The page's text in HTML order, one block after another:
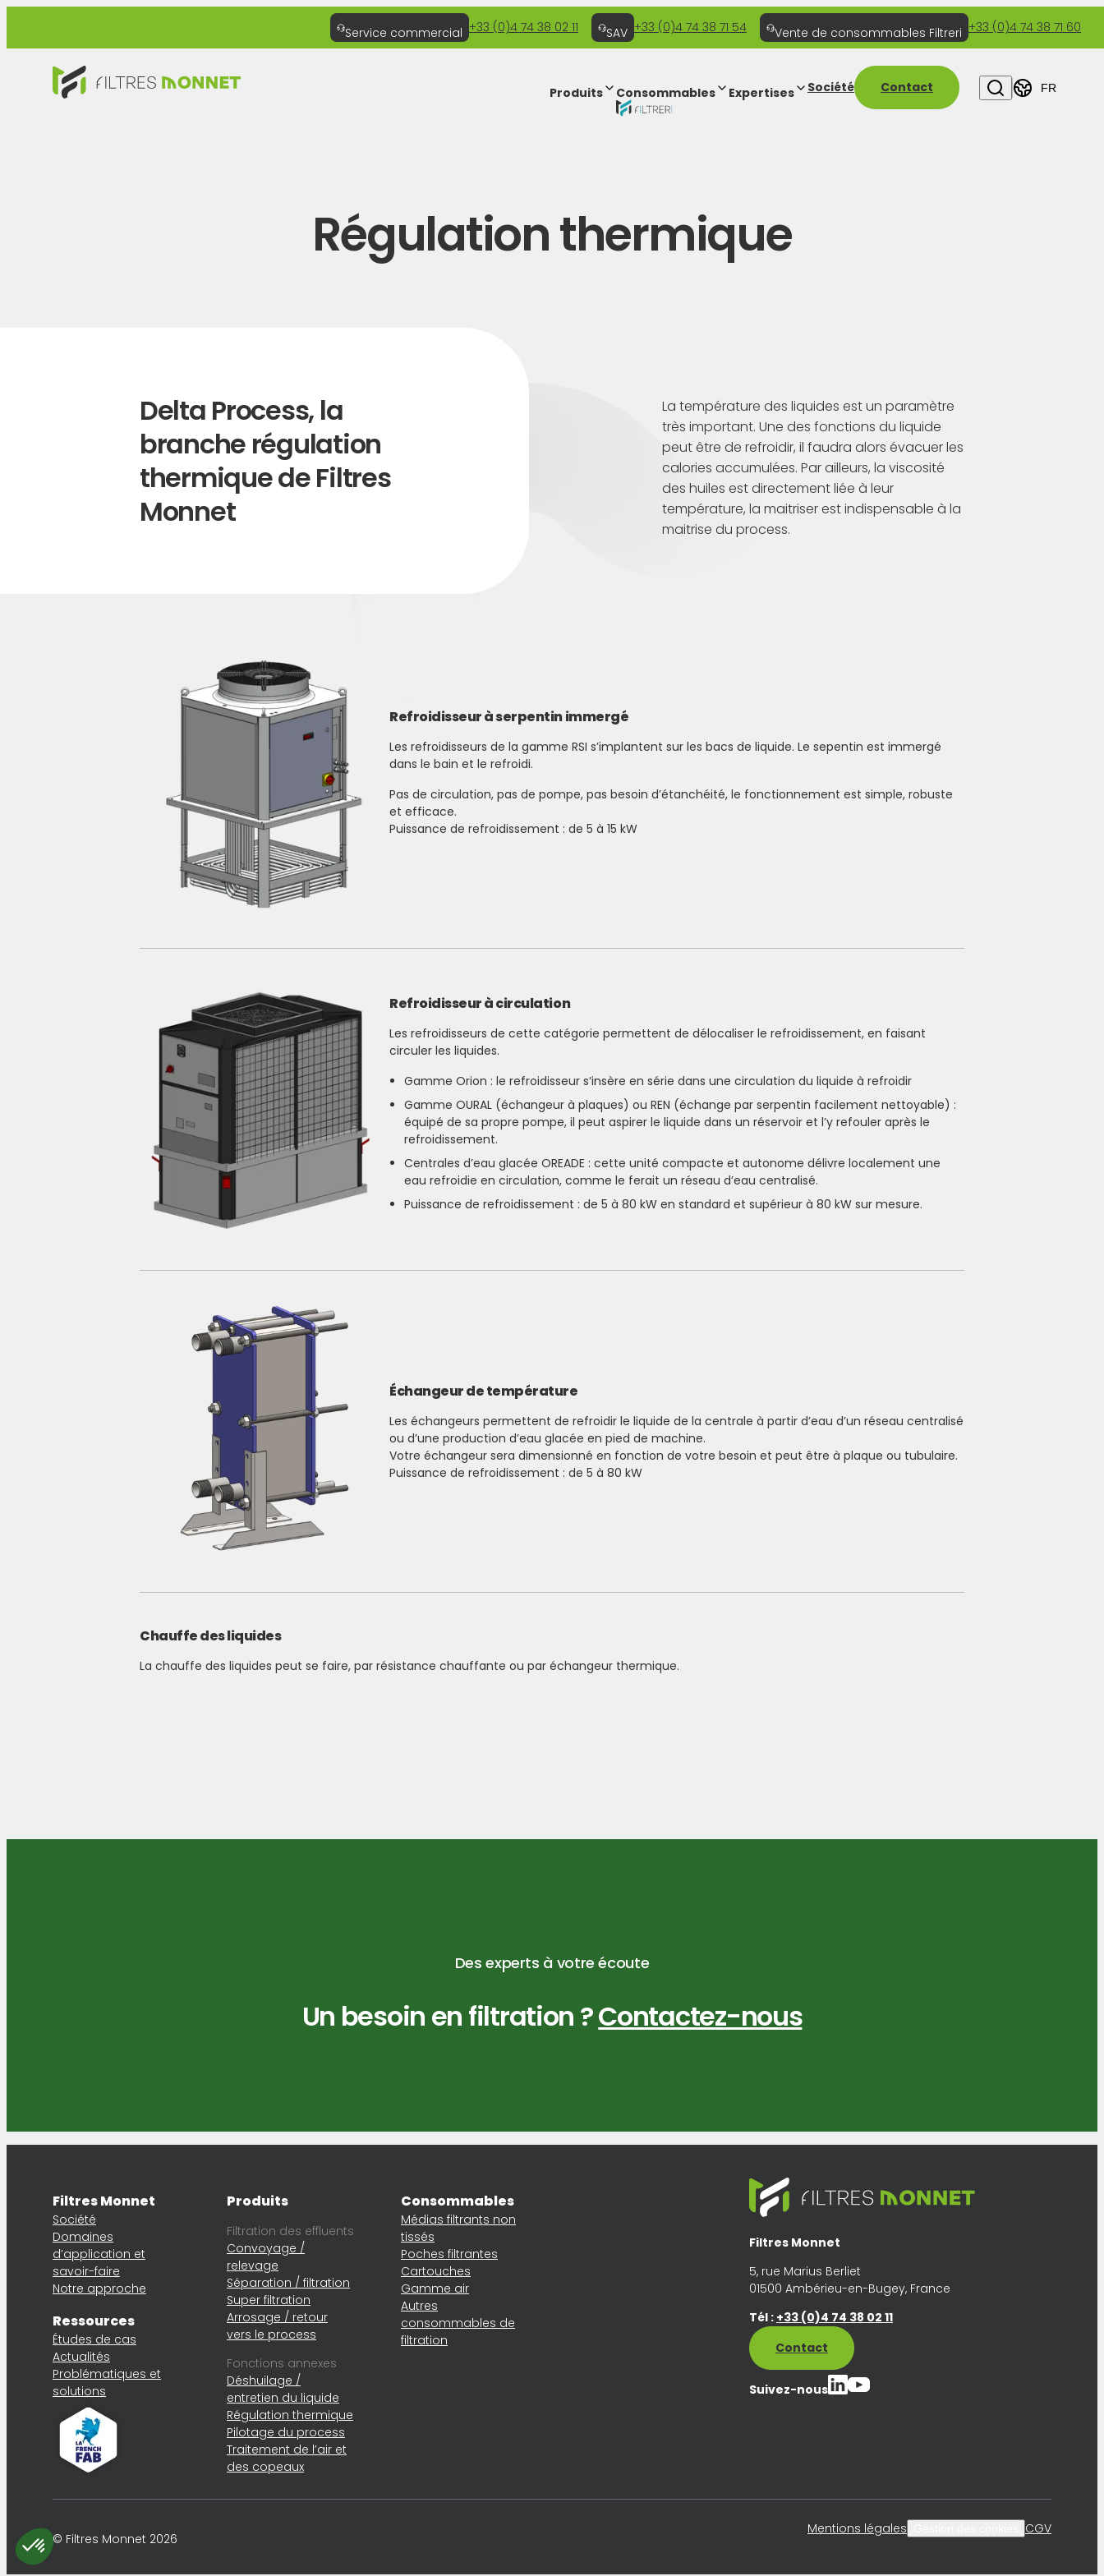
Service commercial +33 (0)4 74 38 02 11 SAV +33 (0)4 74 38 71 54 Vente de consommables Filtreri +33 (0)4 74 38 71 60
Produits Consommables Expertises Société Contact FR
Régulation thermique
Delta Process, la
branche régulation
thermique de Filtres
Monnet
La température des liquides est un paramètre
très important. Une des fonctions du liquide
peut être de refroidir, il faudra alors évacuer les
calories accumulées. Par ailleurs, la viscosité
des huiles est directement liée à leur
température, la maitriser est indispensable à la
maitrise du process.
Refroidisseur à serpentin immergé
Les refroidisseurs de la gamme RSI s’implantent sur les bacs de liquide. Le sepentin est immergé
dans le bain et le refroidi.
Pas de circulation, pas de pompe, pas besoin d’étanchéité, le fonctionnement est simple, robuste
et efficace.
Puissance de refroidissement : de 5 à 15 kW
Refroidisseur à circulation
Les refroidisseurs de cette catégorie permettent de délocaliser le refroidissement, en faisant
circuler les liquides.
Gamme Orion : le refroidisseur s’insère en série dans une circulation du liquide à refroidir
Gamme OURAL (échangeur à plaques) ou REN (échange par serpentin facilement nettoyable) :
équipé de sa propre pompe, il peut aspirer le liquide dans un réservoir et l’y refouler après le
refroidissement.
Centrales d’eau glacée OREADE : cette unité compacte et autonome délivre localement une
eau refroidie en circulation, comme le ferait un réseau d’eau centralisé.
Puissance de refroidissement : de 5 à 80 kW en standard et supérieur à 80 kW sur mesure.
Échangeur de température
Les échangeurs permettent de refroidir le liquide de la centrale à partir d’eau d’un réseau centralisé
ou d’une production d’eau glacée en pied de machine.
Votre échangeur sera dimensionné en fonction de votre besoin et peut être à plaque ou tubulaire.
Puissance de refroidissement : de 5 à 80 kW
Chauffe des liquides
La chauffe des liquides peut se faire, par résistance chauffante ou par échangeur thermique.
Des experts à votre écoute
Un besoin en filtration ?Contactez-nous
Filtres Monnet
Société
Domaines
d’application et
savoir-faire
Notre approche
Ressources
Études de cas
Actualités
Problématiques et
solutions
Produits
Filtration des effluents
Convoyage /
relevage
Séparation / filtration
Super filtration
Arrosage / retour
vers le process
Fonctions annexes
Déshuilage /
entretien du liquide
Régulation thermique
Pilotage du process
Traitement de l’air et
des copeaux
Consommables
Médias filtrants non
tissés
Poches filtrantes
Cartouches
Gamme air
Autres
consommables de
filtration
Filtres Monnet
5, rue Marius Berliet
01500 Ambérieu-en-Bugey, France
Tél : +33 (0)4 74 38 02 11
Contact
Suivez-nous
© Filtres Monnet 2026
Mentions légales CGV